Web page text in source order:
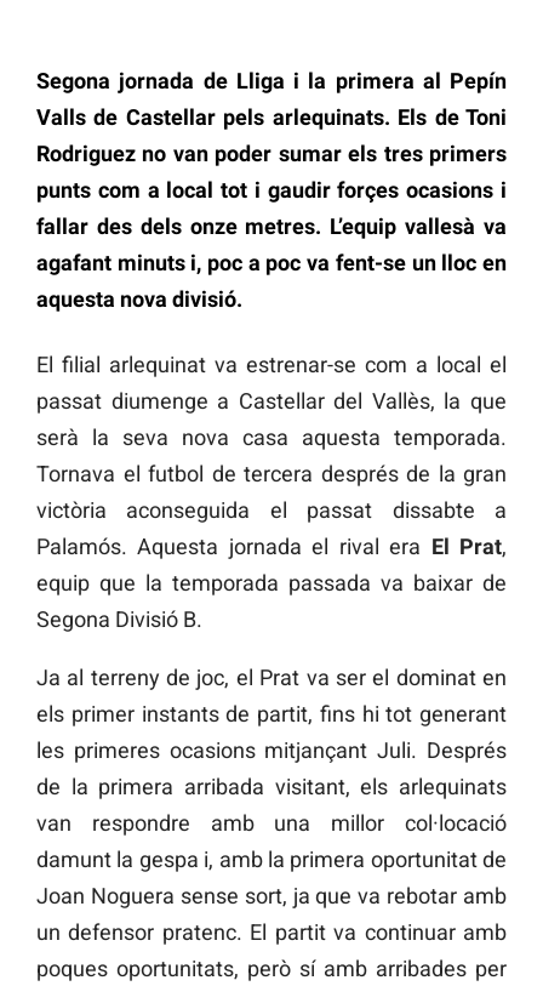
Segona jornada de Lliga i la primera al Pepín
Valls de Castellar pels arlequinats. Els de Toni
Rodriguez no van poder sumar els tres primers
punts com a local tot i gaudir forçes ocasions i
fallar des dels onze metres. L’equip vallesà va
agafant minuts i, poc a poc va fent-se un lloc en
aquesta nova divisió.
El filial arlequinat va estrenar-se com a local el
passat diumenge a Castellar del Vallès, la que
serà la seva nova casa aquesta temporada.
Tornava el futbol de tercera després de la gran
victòria aconseguida el passat dissabte a
Palamós. Aquesta jornada el rival era El Prat,
equip que la temporada passada va baixar de
Segona Divisió B.
Ja al terreny de joc, el Prat va ser el dominat en
els primer instants de partit, fins hi tot generant
les primeres ocasions mitjançant Juli. Després
de la primera arribada visitant, els arlequinats
van respondre amb una millor col·locació
damunt la gespa i, amb la primera oportunitat de
Joan Noguera sense sort, ja que va rebotar amb
un defensor pratenc. El partit va continuar amb
poques oportunitats, però sí amb arribades per